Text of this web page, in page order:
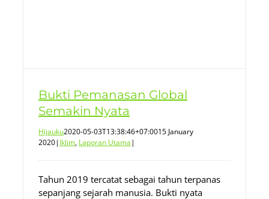
Bukti Pemanasan Global
Semakin Nyata
Hijauku2020-05-03T13:38:46+07:0015 January
2020| Iklim, Laporan Utama|
Tahun 2019 tercatat sebagai tahun terpanas
sepanjang sejarah manusia. Bukti nyata